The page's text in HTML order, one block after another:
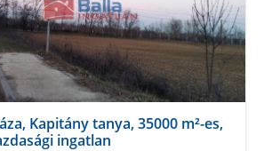
Kapitány tanya, 35000 m²-es,
ingatlan